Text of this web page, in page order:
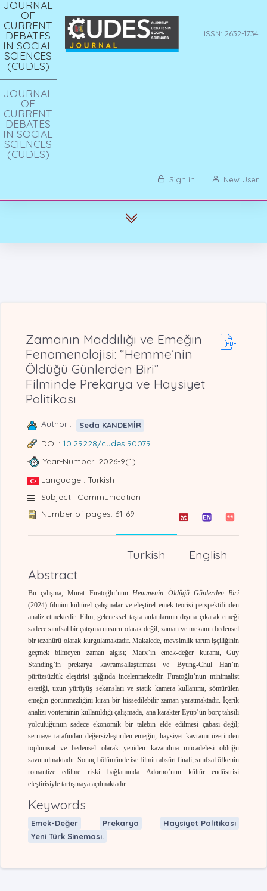
ISSN: 2632-1734
JOURNAL
OF
CURRENT
DEBATES
IN SOCIAL
SCIENCES
(CUDES)
JOURNAL
OF
CURRENT
DEBATES
IN SOCIAL
SCIENCES
(CUDES)
Sign in New User
Zamanın Maddiliği ve Emeğin
Fenomenolojisi: “Hemme’nin
Öldüğü Günlerden Biri”
Filminde Prekarya ve Haysiyet
Politikası
Author : Seda KANDEMİR
DOI : 10.29228/cudes.90079
Year-Number: 2026-9(1)
Language : Turkish
Subject : Communication
Number of pages: 61-69
English
Turkish
Abstract
Bu çalışma, Murat Fıratoğlu’nunHemmenin Öldüğü Günlerden Biri
(2024) filmini kültürel çalışmalar ve eleştirel emek teorisi perspektifinden
analiz etmektedir. Film, geleneksel taşra anlatılarının dışına çıkarak emeği
sadece sınıfsal bir çatışma unsuru olarak değil, zaman ve mekanın bedensel
bir tezahürü olarak kurgulamaktadır. Makalede, mevsimlik tarım işçiliğinin
geçmek bilmeyen zaman algısı; Marx’ın emek-değer kuramı, Guy
Standing’in prekarya kavramsallaştırması ve Byung-Chul Han’ın
pürüzsüzlük eleştirisi ışığında incelenmektedir. Fıratoğlu’nun minimalist
estetiği, uzun yürüyüş sekansları ve statik kamera kullanımı, sömürülen
emeğin görünmezliğini kıran bir hissedilebilir zaman yaratmaktadır. İçerik
analizi yönteminin kullanıldığı çalışmada, ana karakter Eyüp’ün borç tahsili
yolculuğunun sadece ekonomik bir talebin elde edilmesi çabası değil;
sermaye tarafından değersizleştirilen emeğin, haysiyet kavramı üzerinden
toplumsal ve bedensel olarak yeniden kazanılma mücadelesi olduğu
savunulmaktadır. Sonuç bölümünde ise filmin absürt finali, sınıfsal öfkenin
romantize edilme riski bağlamında Adorno’nun kültür endüstrisi
eleştirisiyle tartışmaya açılmaktadır.
Keywords
Emek-Değer Prekarya
Haysiyet Politikası
Yeni Türk Sineması.